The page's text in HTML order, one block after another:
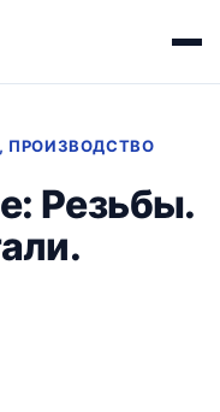
Резьбы.